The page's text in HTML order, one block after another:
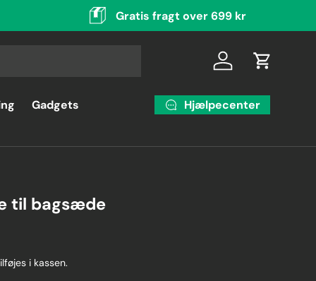
Gratis fragt over 699 kr
Log ind
Gadgets Hjælpecenter
til bagsæde
i kassen.